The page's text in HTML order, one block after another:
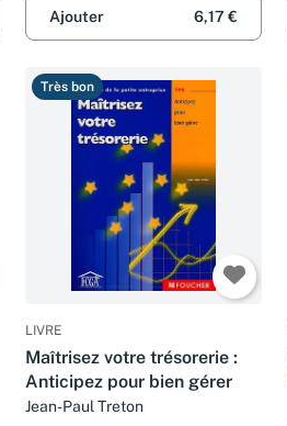
Ajouter 6,17 €
Très bon
LIVRE
Maîtrisez votre trésorerie :
Anticipez pour bien gérer
Jean-Paul Treton